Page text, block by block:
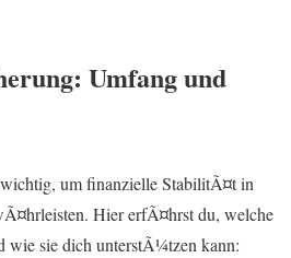
Umfang und
um finanzielle StabilitÃ¤t in
Hier erfÃ¤hrst du, welche
wie sie dich unterstÃ¼tzen kann: